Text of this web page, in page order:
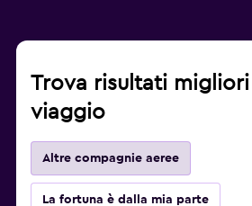
Trova risultati
viaggio
Altre compagnie aeree
La fortuna è dalla mia parte